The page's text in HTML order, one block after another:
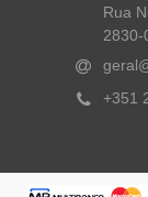
Rua
2830-
+351